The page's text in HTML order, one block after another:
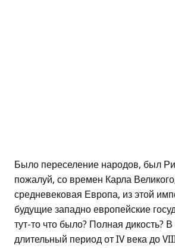
Было переселение народов, был
пожалуй, со времен Карла
средневековая Европа, из этой
будущие западно европейские
тут-то что было? Полная дикость?
длительный период от IV века до